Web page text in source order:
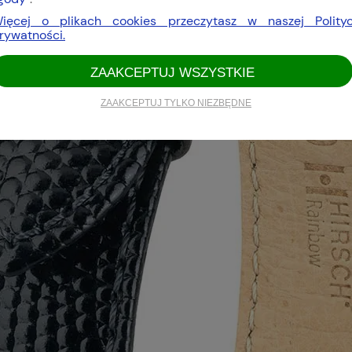
o plikach cookies przeczytasz w naszej
ZAAKCEPTUJ TYLKO NIEZBĘDNE
ZAAKCEPTUJ WSZYSTKIE